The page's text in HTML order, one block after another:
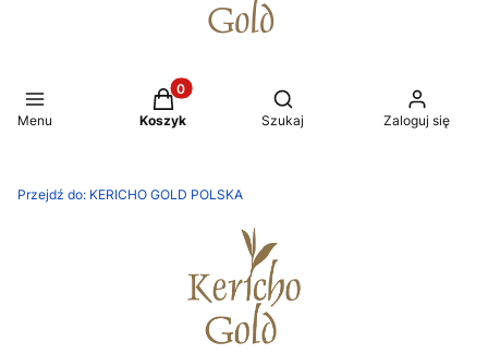
Menu
Produkty w koszyku: 0. Zobacz szczegóły
Koszyk
Otwórz wyszukiwarkę
Szukaj Zaloguj się
Przejdź do: KERICHO GOLD POLSKA